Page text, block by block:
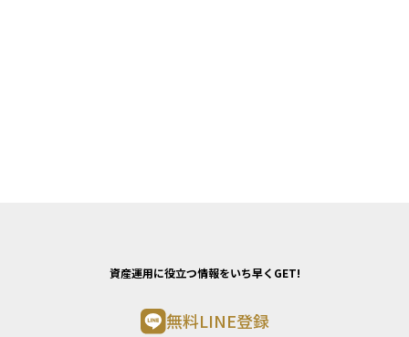
資産運用に役立つ情報をいち早くGET!
無料LINE登録